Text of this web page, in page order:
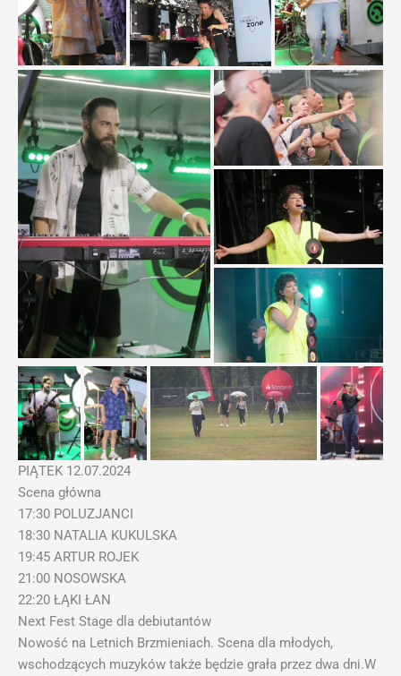
PIĄTEK 12.07.2024
Scena główna
17:30 POLUZJANCI
18:30 NATALIA KUKULSKA
19:45 ARTUR ROJEK
21:00 NOSOWSKA
22:20 ŁĄKI ŁAN
Next Fest Stage dla debiutantów
Nowość na Letnich Brzmieniach. Scena dla młodych,
wschodzących muzyków także będzie grała przez dwa dni.W